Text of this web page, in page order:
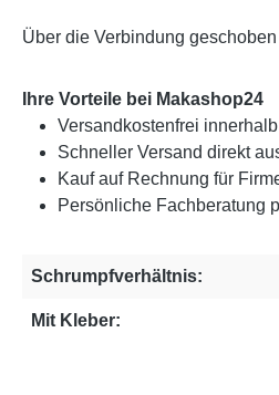
Über die Verbindung
Ihre Vorteile bei Makashop24
Versandkostenfrei
Schneller Versand direkt
Kauf auf Rechnung für
Persönliche Fachberatung
Schrumpfverhältnis:
Mit Kleber: